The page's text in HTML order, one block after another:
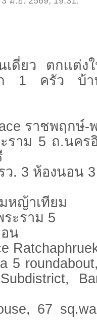
เดี่ยว ตกเเ
ก 1 ครัว บ้
ราชพฤกษ์-
ราม 5 ถ.นค
ว. 3 ห้องนอน
หญ้าเทียม
ะราม 5
น
5
67